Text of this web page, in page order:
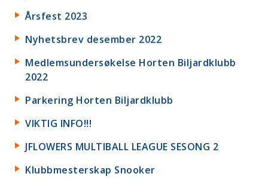
Årsfest 2023
Nyhetsbrev desember 2022
Medlemsundersøkelse Horten Biljardklubb
2022
Parkering Horten Biljardklubb
VIKTIG INFO!!!
JFLOWERS MULTIBALL LEAGUE SESONG 2
Klubbmesterskap Snooker